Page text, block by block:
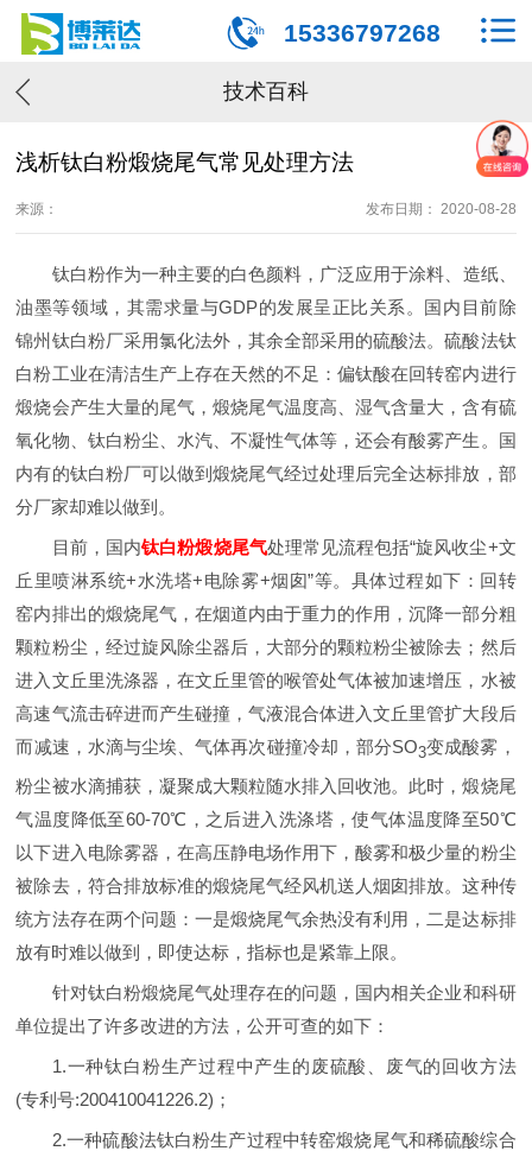
15336797268
技术百科
浅析钛白粉煅烧尾气常见处理方法
来源： 发布日期： 2020-08-28
钛白粉作为一种主要的白色颜料，广泛应用于涂料、造纸、
油墨等领域，其需求量与GDP的发展呈正比关系。国内目前除
锦州钛白粉厂采用氯化法外，其余全部采用的硫酸法。硫酸法钛
白粉工业在清洁生产上存在天然的不足：偏钛酸在回转窑内进行
煅烧会产生大量的尾气，煅烧尾气温度高、湿气含量大，含有硫
氧化物、钛白粉尘、水汽、不凝性气体等，还会有酸雾产生。国
内有的钛白粉厂可以做到煅烧尾气经过处理后完全达标排放，部
分厂家却难以做到。
目前，国内钛白粉煅烧尾气处理常见流程包括“旋风收尘+文
丘里喷淋系统+水洗塔+电除雾+烟囱”等。具体过程如下：回转
窑内排出的煅烧尾气，在烟道内由于重力的作用，沉降一部分粗
颗粒粉尘，经过旋风除尘器后，大部分的颗粒粉尘被除去；然后
进入文丘里洗涤器，在文丘里管的喉管处气体被加速增压，水被
高速气流击碎进而产生碰撞，气液混合体进入文丘里管扩大段后
而减速，水滴与尘埃、气体再次碰撞冷却，部分SO3变成酸雾，
粉尘被水滴捕获，凝聚成大颗粒随水排入回收池。此时，煅烧尾
气温度降低至60-70℃，之后进入洗涤塔，使气体温度降至50℃
以下进入电除雾器，在高压静电场作用下，酸雾和极少量的粉尘
被除去，符合排放标准的煅烧尾气经风机送人烟囱排放。这种传
统方法存在两个问题：一是煅烧尾气余热没有利用，二是达标排
放有时难以做到，即使达标，指标也是紧靠上限。
针对钛白粉煅烧尾气处理存在的问题，国内相关企业和科研
单位提出了许多改进的方法，公开可查的如下：
1.一种钛白粉生产过程中产生的废硫酸、废气的回收方法
(专利号:200410041226.2)；
2.一种硫酸法钛白粉生产过程中转窑煅烧尾气和稀硫酸综合